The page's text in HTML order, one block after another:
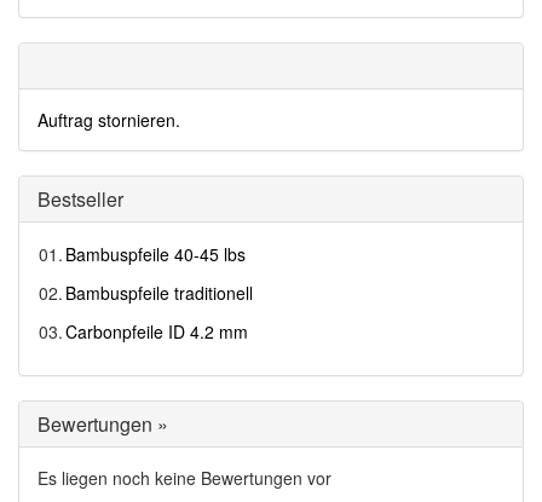
Auftrag stornieren.
Bestseller
01. Bambuspfeile 40-45 lbs
02. Bambuspfeile traditionell
03.Carbonpfeile ID 4.2 mm
Bewertungen »
Es liegen noch keine Bewertungen vor